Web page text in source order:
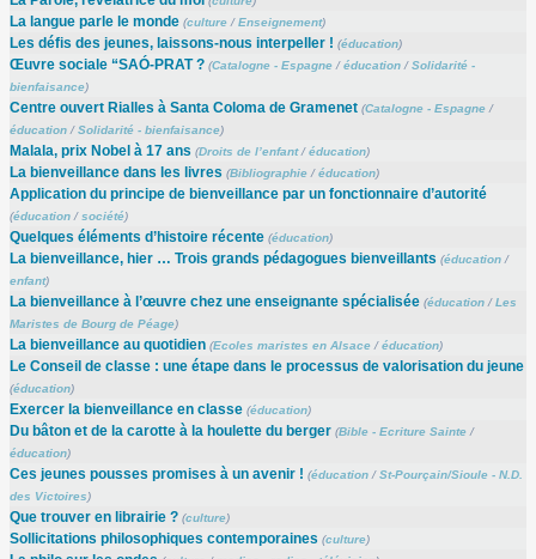
La langue parle le monde (culture/Enseignement)
Les défis des jeunes, laissons-nous interpeller ! (éducation)
Œuvre sociale “SAÓ-PRAT ? (Catalogne - Espagne/éducation/Solidarité -
bienfaisance)
Centre ouvert Rialles à Santa Coloma de Gramenet (Catalogne - Espagne/
éducation/Solidarité - bienfaisance)
Malala, prix Nobel à 17 ans (Droits de l’enfant/éducation)
La bienveillance dans les livres (Bibliographie/éducation)
Application du principe de bienveillance par un fonctionnaire d’autorité
(éducation/société)
Quelques éléments d’histoire récente (éducation)
La bienveillance, hier … Trois grands pédagogues bienveillants (éducation/
enfant)
La bienveillance à l’œuvre chez une enseignante spécialisée (éducation/Les
Maristes de Bourg de Péage)
La bienveillance au quotidien (Ecoles maristes en Alsace/éducation)
Le Conseil de classe : une étape dans le processus de valorisation du jeune
(éducation)
Exercer la bienveillance en classe (éducation)
Du bâton et de la carotte à la houlette du berger (Bible - Ecriture Sainte/
éducation)
Ces jeunes pousses promises à un avenir ! (éducation/St-Pourçain/Sioule - N.D.
des Victoires)
Que trouver en librairie ? (culture)
Sollicitations philosophiques contemporaines (culture)